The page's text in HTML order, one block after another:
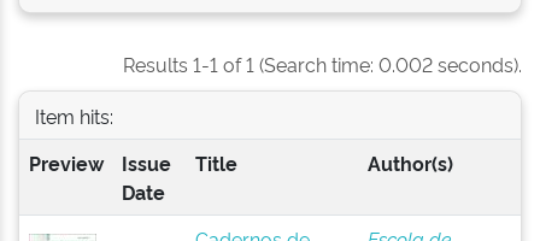
Results 1-1 of 1 (Search time: 0.002 seconds).
Item hits:
Preview
Issue
Date
Title Author(s)